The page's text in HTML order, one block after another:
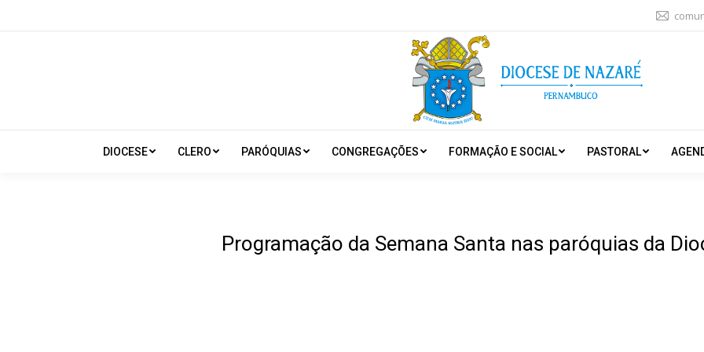
DIOCESE CLERO PARÓQUIAS CONGREGAÇÕES FORMAÇÃO E SOCIAL PASTORAL
Programação da Semana Santa nas paróquias da